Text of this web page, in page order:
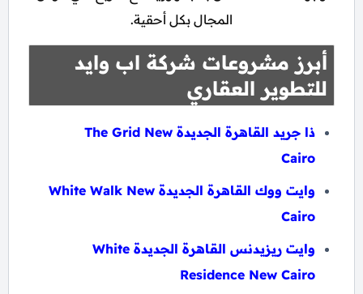
المجال بكل أحقية.
أبرز مشروعات شركة اب وايد
للتطوير العقاري
ذا جريد القاهرة الجديدة The Grid New
Cairo
وايت ووك القاهرة الجديدة White Walk New
Cairo
وايت ريزيدنس القاهرة الجديدة White
Residence New Cairo